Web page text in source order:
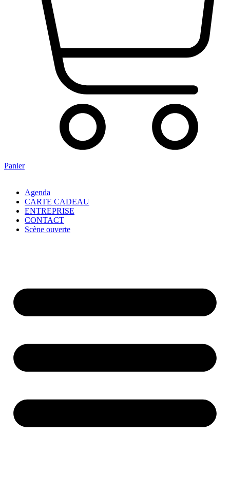
Panier
Agenda
CARTE CADEAU
ENTREPRISE
CONTACT
Scène ouverte